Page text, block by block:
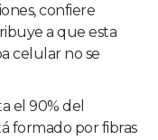
confiere
a que esta
celular no se
el 90% del
formado por fibras